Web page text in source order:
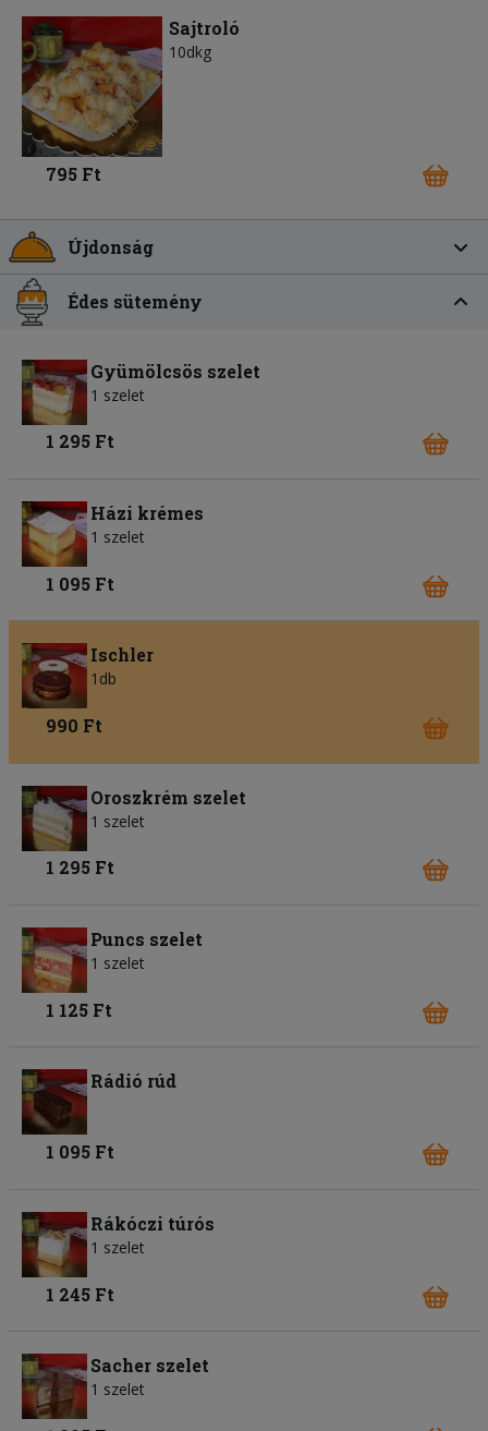
Sajtroló
10dkg
795 Ft
Újdonság
Édes sütemény
Gyümölcsös szelet
1 szelet
1 295 Ft
Házi krémes
1 szelet
1 095 Ft
Ischler
1db
990 Ft
Oroszkrém szelet
1 szelet
1 295 Ft
Puncs szelet
1 szelet
1 125 Ft
Rádió rúd
1 095 Ft
Rákóczi túrós
1 szelet
1 245 Ft
Sacher szelet
1 szelet